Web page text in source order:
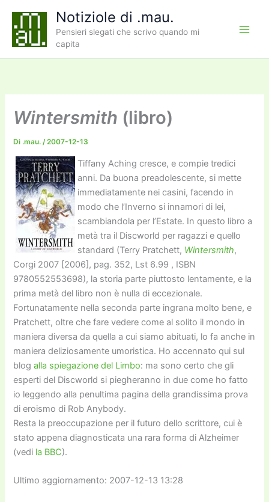
contenuto
Notiziole di .mau.
Pensieri slegati che scrivo quando mi
capita
Wintersmith (libro)
Di .mau./2007-12-13
Tiffany Aching cresce, e compie tredici
anni. Da buona preadolescente, si mette
immediatamente nei casini, facendo in
modo che l’Inverno si innamori di lei,
scambiandola per l’Estate. In questo libro a
metà tra il Discworld per ragazzi e quello
standard (Terry Pratchett, Wintersmith,
Corgi 2007 [2006], pag. 352, Lst 6.99 , ISBN
9780552553698), la storia parte piuttosto lentamente, e la
prima metà del libro non è nulla di eccezionale.
Fortunatamente nella seconda parte ingrana molto bene, e
Pratchett, oltre che fare vedere come al solito il mondo in
maniera diversa da quella a cui siamo abituati, lo fa anche in
maniera deliziosamente umoristica. Ho accennato qui sul
blogalla spiegazione del Limbo: ma sono certo che gli
esperti del Discworld si piegheranno in due come ho fatto
io leggendo alla penultima pagina della grandissima prova
di eroismo di Rob Anybody.
Resta la preoccupazione per il futuro dello scrittore, cui è
stato appena diagnosticata una rara forma di Alzheimer
(vedi la BBC).
Ultimo aggiornamento: 2007-12-13 13:28